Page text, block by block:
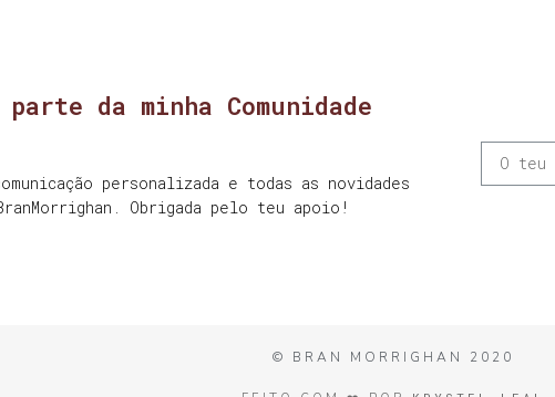
da minha Comunidade
personalizada e todas as novidades
Obrigada pelo teu apoio!
© BRAN MORRIGHAN 2020